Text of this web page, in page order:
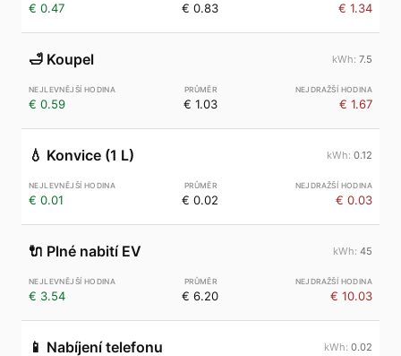
€ 0.47 € 0.83 € 1.34
🛁 Koupel 7.5
€ 0.59 € 1.03 € 1.67
💧 Konvice (1 L) 0.12
€ 0.01 € 0.02 € 0.03
🔌 Plné nabití EV 45
€ 3.54 € 6.20 € 10.03
📱 Nabíjení telefonu 0.02